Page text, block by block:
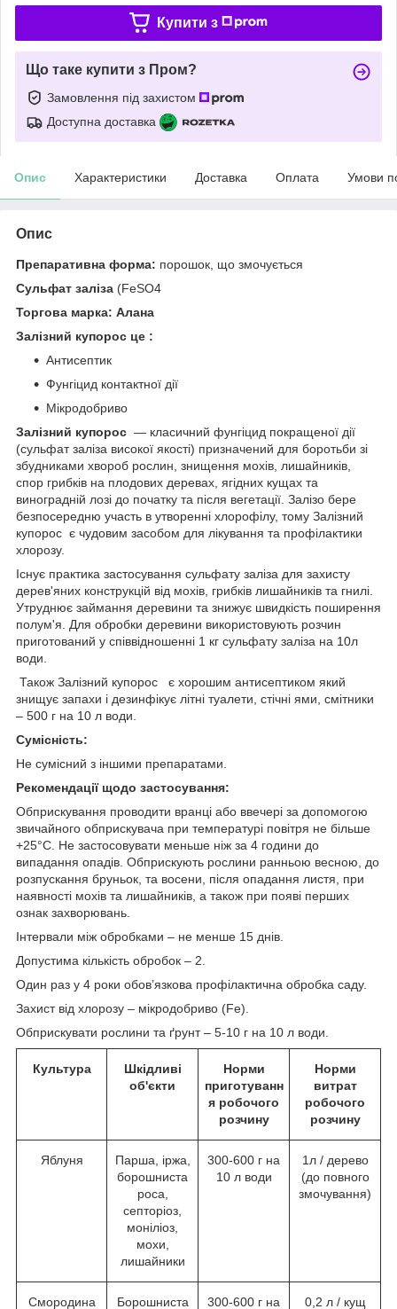
Купити з
Що таке купити з Пром?
Замовлення під захистом
Доступна доставка
Опис Характеристики Доставка Оплата Умови
Опис
Препаративна форма: порошок, що змочується
Сульфат заліза (FeSO4
Торгова марка: Алана
Залізний купорос це :
Антисептик
Фунгіцид контактної дії
Мікродобриво
Залізний купорос — класичний фунгіцид покращеної дії
(сульфат заліза високої якості) призначений для боротьби зі
збудниками хвороб рослин, знищення мохів, лишайників,
спор грибків на плодових деревах, ягідних кущах та
виноградній лозі до початку та після вегетації. Залізо бере
безпосередню участь в утворенні хлорофілу, тому Залізний
купорос є чудовим засобом для лікування та профілактики
хлорозу.
Існує практика застосування сульфату заліза для захисту
дерев'яних конструкцій від мохів, грибків лишайників та гнилі.
Утруднює займання деревини та знижує швидкість поширення
полум'я. Для обробки деревини використовують розчин
приготований у співвідношенні 1 кг сульфату заліза на 10л
води.
Також Залізний купорос є хорошим антисептиком який
знищує запахи і дезинфікує літні туалети, стічні ями, смітники
– 500 г на 10 л води.
Сумісність:
Не сумісний з іншими препаратами.
Рекомендації щодо застосування:
Обприскування проводити вранці або ввечері за допомогою
звичайного обприскувача при температурі повітря не більше
+25°С. Не застосовувати меньше ніж за 4 години до
випадання опадів. Обприскують рослини ранньою весною, до
розпускання бруньок, та восени, після опадання листя, при
наявності мохів та лишайників, а також при появі перших
ознак захворювань.
Інтервали між обробками – не менше 15 днів.
Допустима кількість обробок – 2.
Один раз у 4 роки обов’язкова профілактична обробка саду.
Захист від хлорозу – мікродобриво (Fe).
Обприскувати рослини та ґрунт – 5-10 г на 10 л води.
Культура
Шкідливі
об'єкти
Норми
приготуванн
я робочого
розчину
Норми
витрат
робочого
розчину
Яблуня
Парша, іржа,
борошниста
роса,
септоріоз,
моніліоз,
мохи,
лишайники
300-600 г на
10 л води
1л / дерево
(до повного
змочування)
Смородина Борошниста 300-600 г на 0,2 л / кущ